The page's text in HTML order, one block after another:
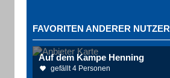
FAVORITEN ANDERER NUTZER
Auf dem Kampe Henning
gefällt 4 Personen